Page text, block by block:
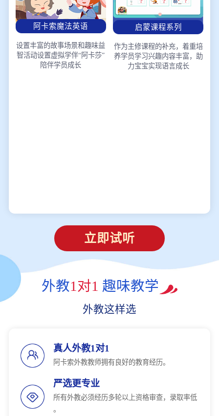
阿卡索魔法英语
设置丰富的故事场景和趣味益
智活动设置虚拟学伴“阿卡莎”
陪伴学员成长
启蒙课程系列
作为主修课程的补充，着重培
养学员学习兴趣内容丰富，助
力宝宝实现语言成长
立即试听
外教1对1 趣味教学
外教这样选
真人外教1对1
阿卡索外教教师拥有良好的教育经历。
严选更专业
所有外教必须经历多轮以上资格审查，录取率低
。